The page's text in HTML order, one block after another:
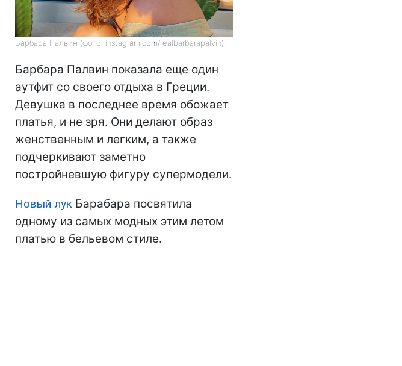
Барбара Палвин (фото: instagram.com/realbarbarapalvin)
Барбара Палвин показала еще один
аутфит со своего отдыха в Греции.
Девушка в последнее время обожает
платья, и не зря. Они делают образ
женственным и легким, а также
подчеркивают заметно
постройневшую фигуру супермодели.
Новый лук Барабара посвятила
одному из самых модных этим летом
платью в бельевом стиле.